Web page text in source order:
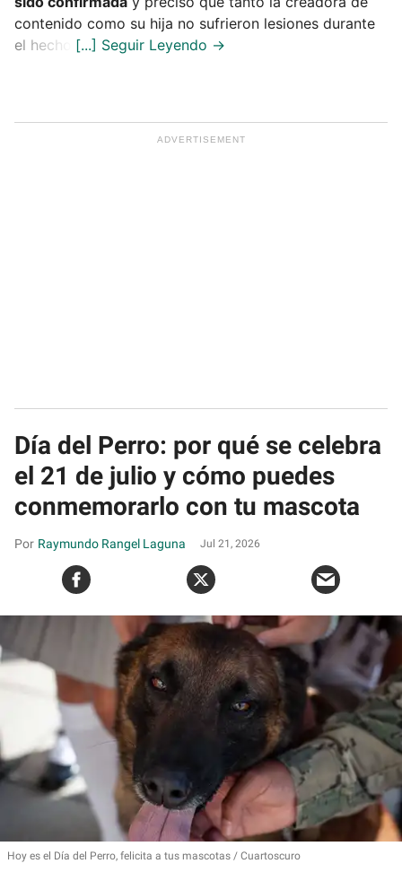
contenido como su hija no sufrieron lesiones durante
el hecho.
Día del Perro: por qué se celebra
el 21 de julio y cómo puedes
conmemorarlo con tu mascota
Raymundo Rangel Laguna Jul 21, 2026
Hoy es el Día del Perro, felicita a tus mascotas Cuartoscuro